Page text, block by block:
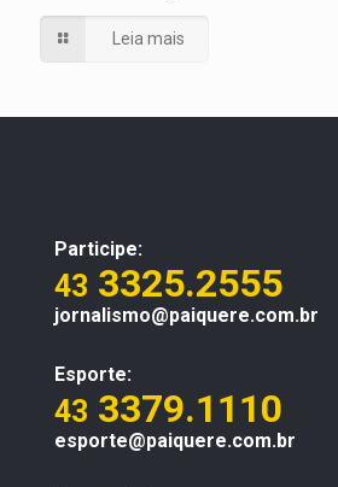
Leia mais
Participe:
43 3325.2555
jornalismo@paiquere.com.br
Esporte:
43 3379.1110
esporte@paiquere.com.br